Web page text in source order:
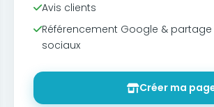
Avis clients
Référencement Google & partage
sociaux
Créer ma